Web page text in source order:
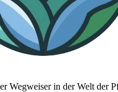
Wegweiser in der Welt der